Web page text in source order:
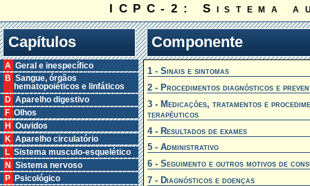
ICPC-2: Sistema
Capítulos
A Geral e inespecífico
B Sangue, órgãos
hematopoiéticos e linfáticos
D Aparelho digestivo
F Olhos
H Ouvidos
K Aparelho circulatório
L Sistema musculo-esquelético
N Sistema nervoso
P Psicológico
Componente
1 - Sinais e sintomas
2 - Procedimentos diagnósticos e
3 - Medicações, tratamentos e
terapêuticos
4 - Resultados de exames
5 - Administrativo
6 - Seguimento e outros motivos de
7 - Diagnósticos e doenças